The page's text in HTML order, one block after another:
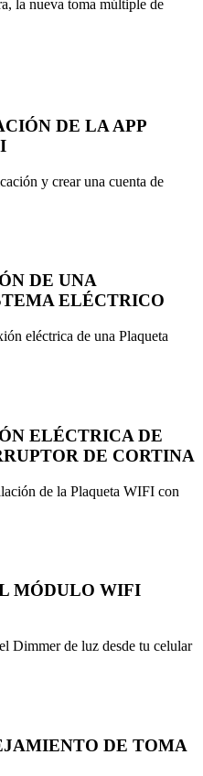
la nueva toma múltiple de
DE LA APP
y crear una cuenta de
DE UNA
ELÉCTRICO
eléctrica de una Plaqueta
ELÉCTRICA DE
DE CORTINA
de la Plaqueta WIFI con
MÓDULO WIFI
Dimmer de luz desde tu celular
DE TOMA